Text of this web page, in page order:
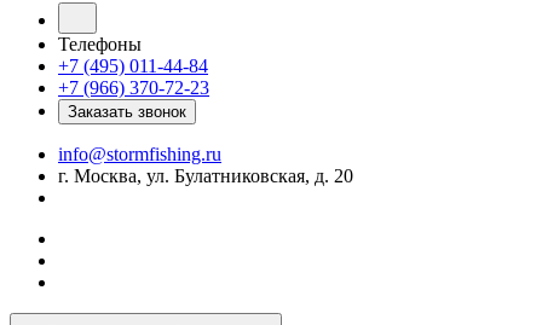
Телефоны
+7 (495) 011-44-84
+7 (966) 370-72-23
Заказать звонок
info@stormfishing.ru
г. Москва, ул. Булатниковская, д. 20